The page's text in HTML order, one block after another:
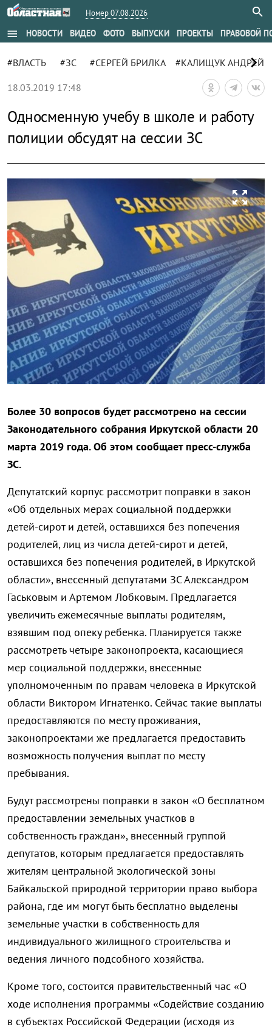
Номер 07.08.2026
menu НОВОСТИ ВИДЕО ФОТО ВЫПУСКИ ПРОЕКТЫ ПРАВОВОЙ
#ВЛАСТЬ #ЗС #СЕРГЕЙ БРИЛКА #КАЛИЩУК АНДРЕЙ
chevron_right
18.03.2019 17:48
Односменную учебу в школе и работу
полиции обсудят на сессии ЗС
zoom_out_map
Более 30 вопросов будет рассмотрено на сессии
Законодательного собрания Иркутской области 20
марта 2019 года. Об этом сообщает пресс-служба
ЗС.
Депутатский корпус рассмотрит поправки в закон
«Об отдельных мерах социальной поддержки
детей-сирот и детей, оставшихся без попечения
родителей, лиц из числа детей-сирот и детей,
оставшихся без попечения родителей, в Иркутской
области», внесенный депутатами ЗС Александром
Гаськовым и Артемом Лобковым. Предлагается
увеличить ежемесячные выплаты родителям,
взявшим под опеку ребенка. Планируется также
рассмотреть четыре законопроекта, касающиеся
мер социальной поддержки, внесенные
уполномоченным по правам человека в Иркутской
области Виктором Игнатенко. Сейчас такие выплаты
предоставляются по месту проживания,
законопроектами же предлагается предоставить
возможность получения выплат по месту
пребывания.
Будут рассмотрены поправки в закон «О бесплатном
предоставлении земельных участков в
собственность граждан», внесенный группой
депутатов, которым предлагается предоставлять
жителям центральной экологической зоны
Байкальской природной территории право выбора
района, где им могут быть бесплатно выделены
земельные участки в собственность для
индивидуального жилищного строительства и
ведения личного подсобного хозяйства.
Кроме того, состоится правительственный час «О
ходе исполнения программы «Содействие созданию
в субъектах Российской Федерации (исходя из